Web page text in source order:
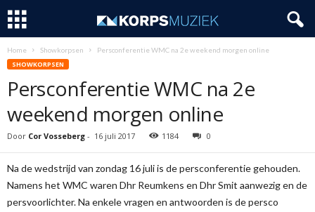
Home Showkorpsen Persconferentie WMC na 2e weekend morgen online
SHOWKORPSEN
Persconferentie WMC na 2e
weekend morgen online
Door Cor Vosseberg - 16 juli 2017 1184 0
Na de wedstrijd van zondag 16 juli is de persconferentie gehouden.
Namens het WMC waren Dhr Reumkens en Dhr Smit aanwezig en de
persvoorlichter. Na enkele vragen en antwoorden is de persco